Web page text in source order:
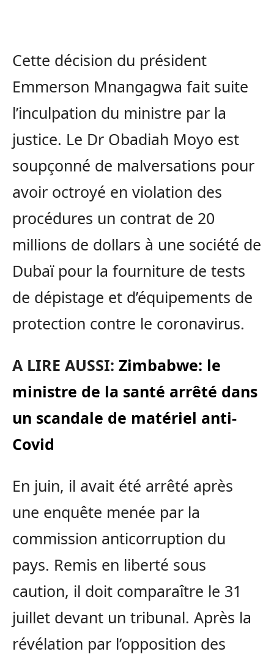
Cette décision du président
Emmerson Mnangagwa fait suite
l’inculpation du ministre par la
justice. Le Dr Obadiah Moyo est
soupçonné de malversations pour
avoir octroyé en violation des
procédures un contrat de 20
millions de dollars à une société de
Dubaï pour la fourniture de tests
de dépistage et d’équipements de
protection contre le coronavirus.
A LIRE AUSSI: Zimbabwe: le
ministre de la santé arrêté dans
un scandale de matériel anti-
Covid
En juin, il avait été arrêté après
une enquête menée par la
commission anticorruption du
pays. Remis en liberté sous
caution, il doit comparaître le 31
juillet devant un tribunal. Après la
révélation par l’opposition des